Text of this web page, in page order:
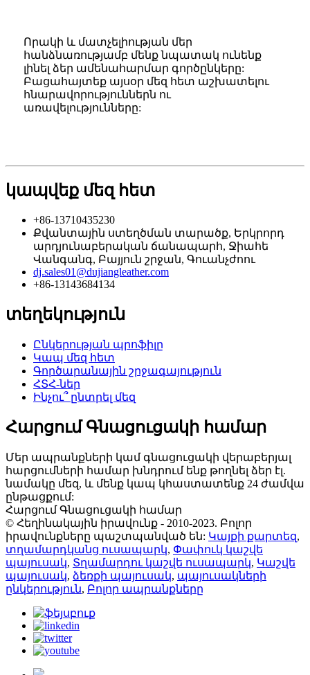
Որակի և մատչելիության մեր
հանձնառությամբ մենք նպատակ ունենք
լինել ձեր ամենահարմար գործընկերը:
Բացահայտեք այսօր մեզ հետ աշխատելու
հնարավորություններն ու
առավելությունները:
կապվեք մեզ հետ
+86-13710435230
Քվանտային ստեղծման տարածք, Երկրորդ
արդյունաբերական ճանապարհ, Ջիահե
Վանգանգ, Բայյուն շրջան, Գուանչժոու
dj.sales01@dujiangleather.com
+86-13143684134
տեղեկություն
Ընկերության պրոֆիլը
Կապ մեզ հետ
Գործարանային շրջագայություն
ՀՏՀ-ներ
Ինչու՞ ընտրել մեզ
Հարցում Գնացուցակի համար
Մեր ապրանքների կամ գնացուցակի վերաբերյալ
հարցումների համար խնդրում ենք թողնել ձեր էլ.
նամակը մեզ, և մենք կապ կհաստատենք 24 ժամվա
ընթացքում:
Հարցում Գնացուցակի համար
© Հեղինակային իրավունք - 2010-2023. Բոլոր
իրավունքները պաշտպանված են: Կայքի քարտեզ,
տղամարդկանց ուսապարկ, Փափուկ կաշվե
պայուսակ, Տղամարդու կաշվե ուսապարկ, Կաշվե
պայուսակ, ձեռքի պայուսակ, պայուսակների
ընկերություն, Բոլոր ապրանքները